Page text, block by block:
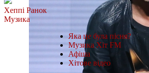
Хеппі Ранок
Музика
Яка це була пісня?
Музика Хіт FM
Афіша
Хітове відео